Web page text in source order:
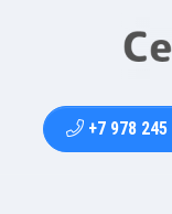
+7 978